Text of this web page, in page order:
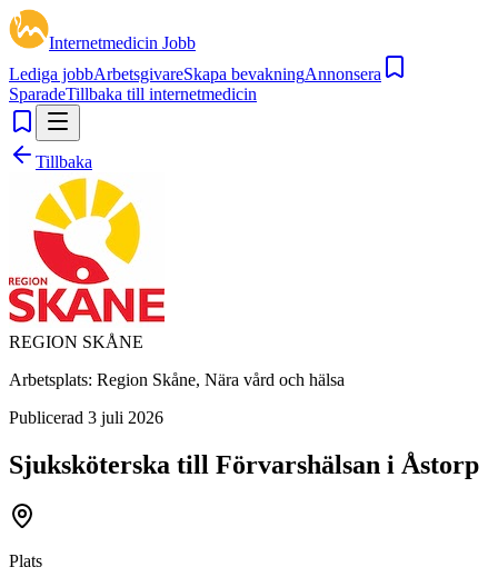
Internetmedicin Jobb
Lediga jobbArbetsgivareSkapa bevakningAnnonsera
SparadeTillbaka till internetmedicin
Tillbaka
REGION SKÅNE
Arbetsplats: Region Skåne, Nära vård och hälsa
Publicerad 3 juli 2026
Sjuksköterska till Förvarshälsan i Åstorp
Plats